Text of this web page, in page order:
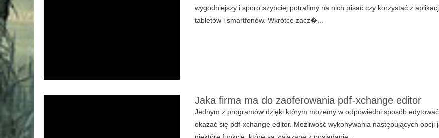
wygodniejszy i sporo szybciej potrafimy na nich pisać czy korzystać z
tabletów i smartfonów. Wkrótce zacz�...
Jaka firma ma do zaoferowania pdf-xchange editor
Jednym z programów dzięki którym możemy w odpowiedni sposób
okazać się pdf-xchange editor. Możliwość wykonywania następujących